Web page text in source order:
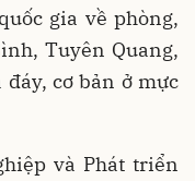
gia về phòng,
Tuyên Quang,
đáy, cơ bản ở mực
và Phát triển